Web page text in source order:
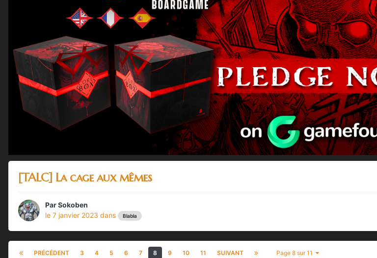
[TALC] La cage aux mêmes
ParSokoben
le 7 janvier 2023 dans Blabla
PRÉCÉDENT 3 4 5 6 7 8 9 10 11 SUIVANT Page 8 sur 11